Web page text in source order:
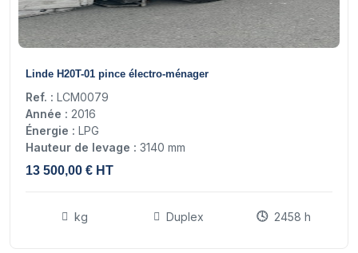
Linde H20T-01 pince électro-ménager
Ref. : LCM0079
Année : 2016
Énergie : LPG
Hauteur de levage : 3140 mm
13 500,00 € HT
kg Duplex 2458 h